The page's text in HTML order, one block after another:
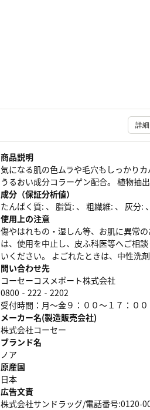
詳
商品説明
気になる肌の色ムラや毛穴もしっかり
うるおい成分コラーゲン配合。 植物抽
成分（保証分析値）
たんぱく質: 、 脂質: 、 粗繊維: 、 灰分:
使用上の注意
傷やはれもの・湿しん等、お肌に異常
は、使用を中止し、皮ふ科医等へご相
いください。 よごれたときは、中性洗
問い合わせ先
コーセーコスメポート株式会社
0800‐222‐2202
受付時間：月～金９：００～１７：０
メーカー名(製造販売会社)
株式会社コーセー
ブランド名
ノア
原産国
日本
広告文責
株式会社サンドラッグ/電話番号:0120-